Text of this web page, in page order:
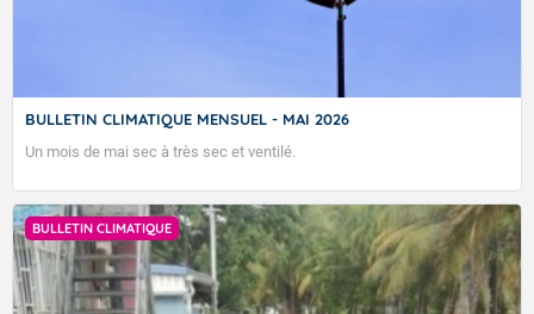
BULLETIN CLIMATIQUE MENSUEL - MAI 2026
Un mois de mai sec à très sec et ventilé.
BULLETIN CLIMATIQUE